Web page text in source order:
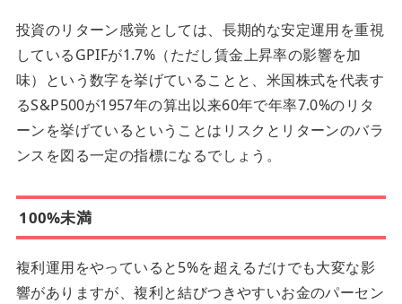
投資のリターン感覚としては、長期的な安定運用を重視
しているGPIFが1.7%（ただし賃金上昇率の影響を加
味）という数字を挙げていることと、米国株式を代表す
るS&P500が1957年の算出以来60年で年率7.0%のリタ
ーンを挙げているということはリスクとリターンのバラ
ンスを図る一定の指標になるでしょう。
100%未満
複利運用をやっていると5%を超えるだけでも大変な影
響がありますが、複利と結びつきやすいお金のパーセン